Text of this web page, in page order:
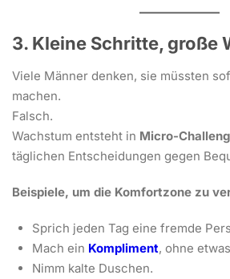
3. Kleine Schritte, große
Viele Männer denken, sie müssten
machen.
Falsch.
Wachstum entsteht in Micro-
täglichen Entscheidungen gegen
Beispiele, um die Komfortzone zu
Sprich jeden Tag eine fremde
Mach ein Kompliment, ohne
Nimm kalte Duschen.